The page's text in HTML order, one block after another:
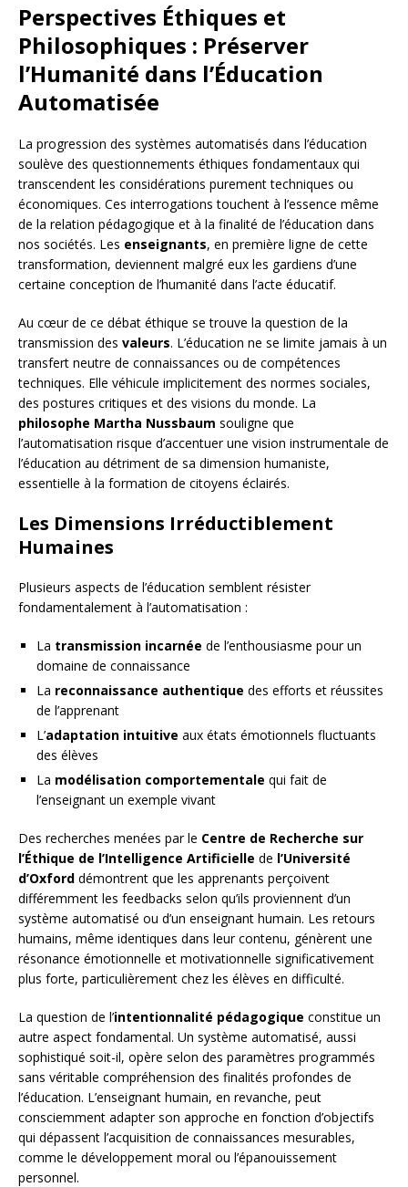
Perspectives Éthiques et
Philosophiques : Préserver
l’Humanité dans l’Éducation
Automatisée
La progression des systèmes automatisés dans l’éducation
soulève des questionnements éthiques fondamentaux qui
transcendent les considérations purement techniques ou
économiques. Ces interrogations touchent à l’essence même
de la relation pédagogique et à la finalité de l’éducation dans
nos sociétés. Les enseignants, en première ligne de cette
transformation, deviennent malgré eux les gardiens d’une
certaine conception de l’humanité dans l’acte éducatif.
Au cœur de ce débat éthique se trouve la question de la
transmission des valeurs. L’éducation ne se limite jamais à un
transfert neutre de connaissances ou de compétences
techniques. Elle véhicule implicitement des normes sociales,
des postures critiques et des visions du monde. La
philosophe Martha Nussbaum souligne que
l’automatisation risque d’accentuer une vision instrumentale de
l’éducation au détriment de sa dimension humaniste,
essentielle à la formation de citoyens éclairés.
Les Dimensions Irréductiblement
Humaines
Plusieurs aspects de l’éducation semblent résister
fondamentalement à l’automatisation :
La transmission incarnée de l’enthousiasme pour un
domaine de connaissance
La reconnaissance authentique des efforts et réussites
de l’apprenant
L’adaptation intuitive aux états émotionnels fluctuants
des élèves
La modélisation comportementale qui fait de
l’enseignant un exemple vivant
Des recherches menées par le Centre de Recherche sur
l’Éthique de l’Intelligence Artificielle de l’Université
d’Oxford démontrent que les apprenants perçoivent
différemment les feedbacks selon qu’ils proviennent d’un
système automatisé ou d’un enseignant humain. Les retours
humains, même identiques dans leur contenu, génèrent une
résonance émotionnelle et motivationnelle significativement
plus forte, particulièrement chez les élèves en difficulté.
La question de l’intentionnalité pédagogique constitue un
autre aspect fondamental. Un système automatisé, aussi
sophistiqué soit-il, opère selon des paramètres programmés
sans véritable compréhension des finalités profondes de
l’éducation. L’enseignant humain, en revanche, peut
consciemment adapter son approche en fonction d’objectifs
qui dépassent l’acquisition de connaissances mesurables,
comme le développement moral ou l’épanouissement
personnel.